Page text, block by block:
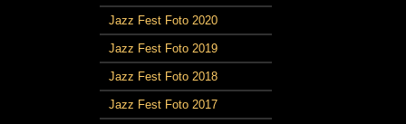
Jazz Fest Foto 2020
Jazz Fest Foto 2019
Jazz Fest Foto 2018
Jazz Fest Foto 2017